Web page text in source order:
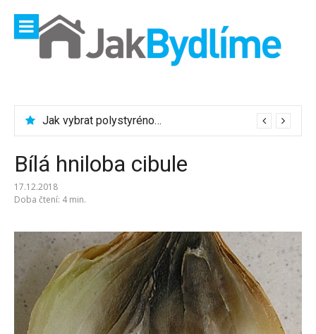
obsah
Jak vybrat polystyrénové desky?
Jak vybrat ocelovou síť?
Bílá hniloba cibule
17.12.2018
Doba čtení: 4 min.